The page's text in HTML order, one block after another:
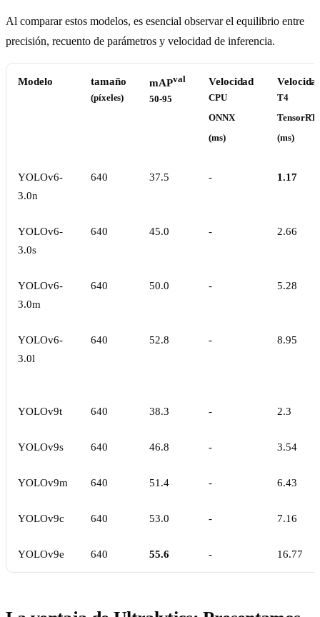
Al comparar estos modelos, es esencial observar el equilibrio entre
precisión, recuento de parámetros y velocidad de inferencia.
Modelo tamaño
(píxeles)
mAPval
50-95
Velocidad
CPU
ONNX
(ms)
T4
(ms)
YOLOv6-
3.0n
640 37.5 - 1.17
YOLOv6-
3.0s
640 45.0 - 2.66
YOLOv6-
3.0m
640 50.0 - 5.28
YOLOv6-
3.0l
640 52.8 - 8.95
YOLOv9t 640 38.3 - 2.3
YOLOv9s 640 46.8 - 3.54
YOLOv9m 640 51.4 - 6.43
YOLOv9c 640 53.0 - 7.16
YOLOv9e 640 55.6 - 16.77